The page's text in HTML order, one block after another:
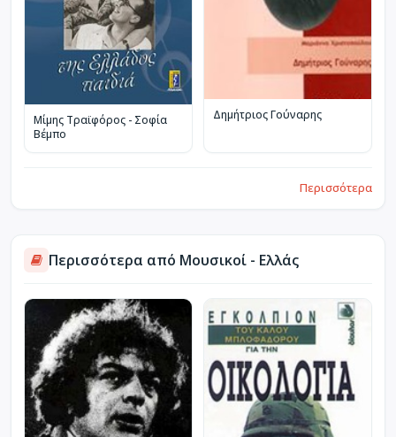
Μίμης Τραϊφόρος - Σοφία
Βέμπο
Δημήτριος Γούναρης
Περισσότερα
Περισσότερα από Μουσικοί - Ελλάς